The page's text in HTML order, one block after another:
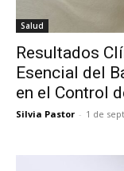
Salud
Resultados
Esencial del
en el Control
Silvia Pastor - 1 de